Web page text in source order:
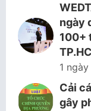
ngày
100+
1
Cải
gây